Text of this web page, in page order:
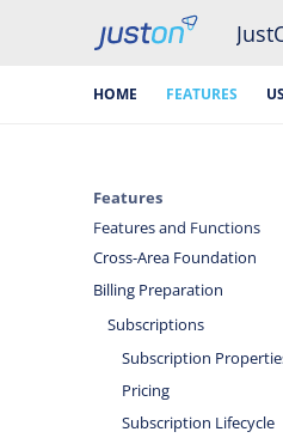
HOME FEATURES
Features
Features and Functions
Cross-Area Foundation
Billing Preparation
Subscriptions
Subscription
Pricing
Subscription Lifecycle